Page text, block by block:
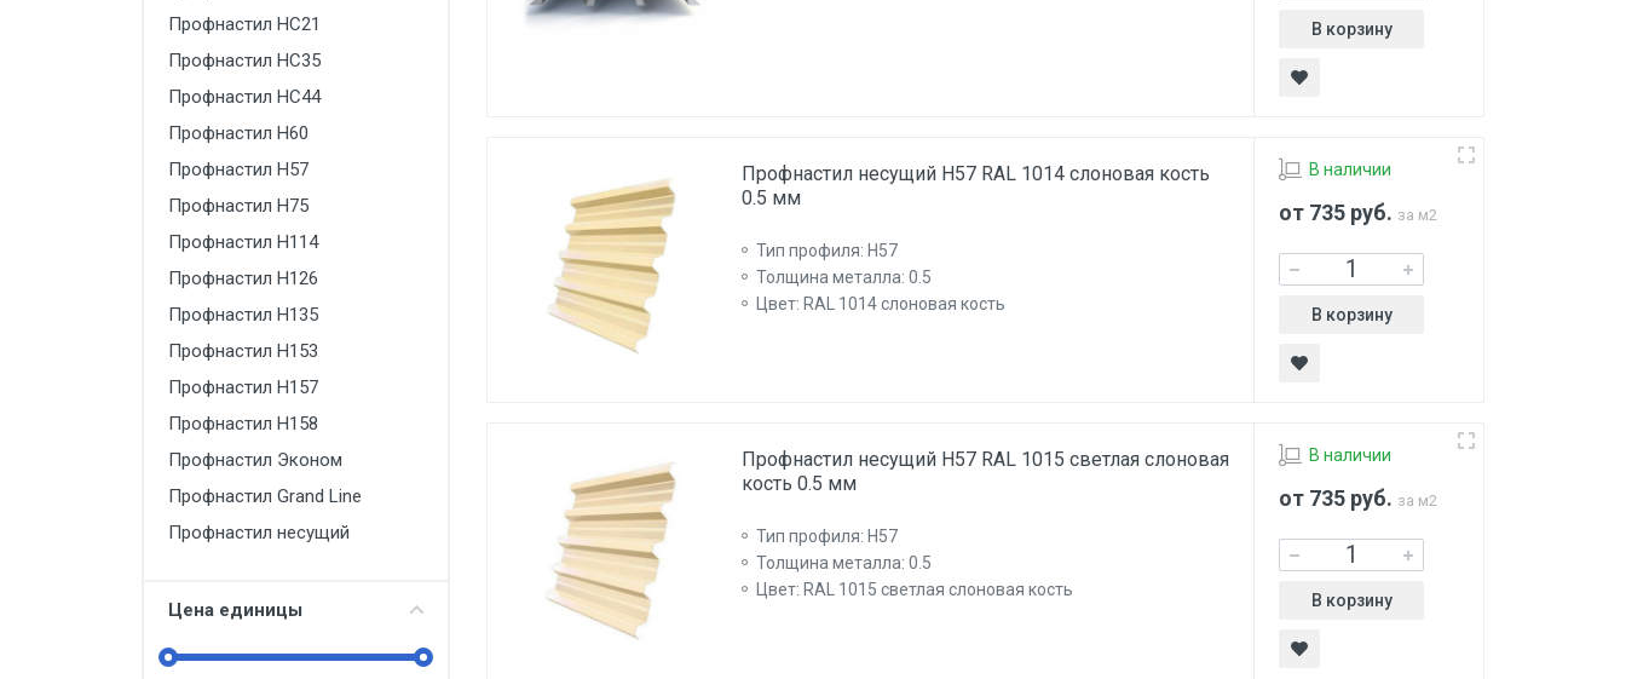
Цветные металлы
Поликарбонат
ЖБИ
Профнастил НС21
Профнастил НС35
Профнастил НС44
Профнастил Н60
Профнастил Н57
Профнастил Н75
Профнастил Н114
Профнастил Н126
Профнастил Н135
Профнастил Н153
Профнастил Н157
Профнастил Н158
Профнастил Эконом
Профнастил Grand Line
Профнастил несущий
Цена единицы
В корзину
Профнастил несущий Н57 RAL 1014 слоновая кость
0.5 мм
Тип профиля: Н57
Толщина металла: 0.5
Цвет: RAL 1014 слоновая кость
В наличии
от 735 руб. за м2
В корзину
Профнастил несущий Н57 RAL 1015 светлая слоновая
кость 0.5 мм
Тип профиля: Н57
Толщина металла: 0.5
Цвет: RAL 1015 светлая слоновая кость
В наличии
от 735 руб. за м2
В корзину